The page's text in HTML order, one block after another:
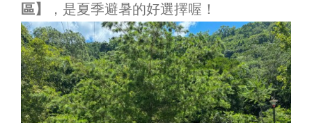
區】
，是夏季避暑的好選擇喔！